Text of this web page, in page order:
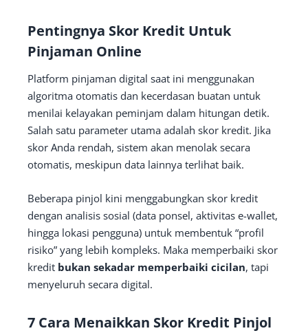
Pentingnya Skor Kredit Untuk
Pinjaman Online
Platform pinjaman digital saat ini menggunakan
algoritma otomatis dan kecerdasan buatan untuk
menilai kelayakan peminjam dalam hitungan detik.
Salah satu parameter utama adalah skor kredit. Jika
skor Anda rendah, sistem akan menolak secara
otomatis, meskipun data lainnya terlihat baik.
Beberapa pinjol kini menggabungkan skor kredit
dengan analisis sosial (data ponsel, aktivitas e-wallet,
hingga lokasi pengguna) untuk membentuk “profil
risiko” yang lebih kompleks. Maka memperbaiki skor
kredit bukan sekadar memperbaiki cicilan, tapi
menyeluruh secara digital.
7 Cara Menaikkan Skor Kredit Pinjol